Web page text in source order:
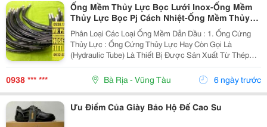
Ống Mềm Thủy Lực Bọc Lưới Inox-Ống Mềm
Thủy Lực Bọc Pj Cách Nhiệt-Ống Mềm Thủy
Lực Bọc Amiang-Ống Mềm Thủy Lực Bọc Lưới
Inox-Ống Tuy Ô Dầu Thủy Lực-Dây Tuy Ô Dầu
Thủy Lực
Phân Loại Các Loại Ống Mềm Dẫn Dầu : 1. Ống Cứng
Thủy Lực : Ống Cứng Thủy Lực Hay Còn Gọi Là
(Hydraulic Tube) Là Thiết Bị Được Sản Xuất Từ Thép
Hoặc Inox ( Thép Không Gỉ ) Tiêu Chuẩn Din Hoặc Sms
.Ưu Điểm Của Ống Cứng Thủy Lực Này Là: Độ Cứng...
0938 *** *** Bà Rịa - Vũng Tàu 6 ngày trước
Ưu Điểm Của Giày Bảo Hộ Đế Cao Su